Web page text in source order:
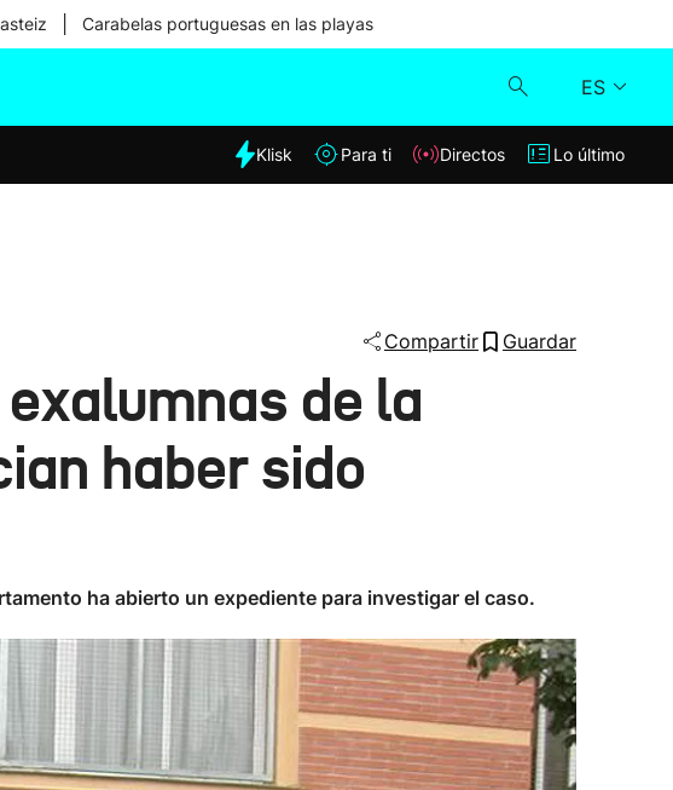
Carabelas portuguesas en las playas
ES
Klisk
Klisk Para ti Directos Lo último
Compartir Guardar
de la
haber sido
ha abierto un expediente para investigar el caso.